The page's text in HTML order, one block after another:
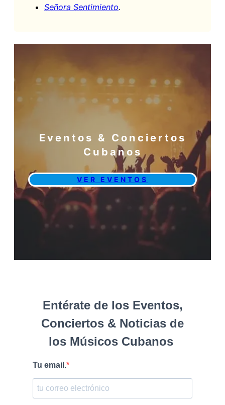
Señora Sentimiento.
Eventos & Conciertos
Cubanos
VER EVENTOS
Entérate de los Eventos,
Conciertos & Noticias de
los Músicos Cubanos
Tu email.